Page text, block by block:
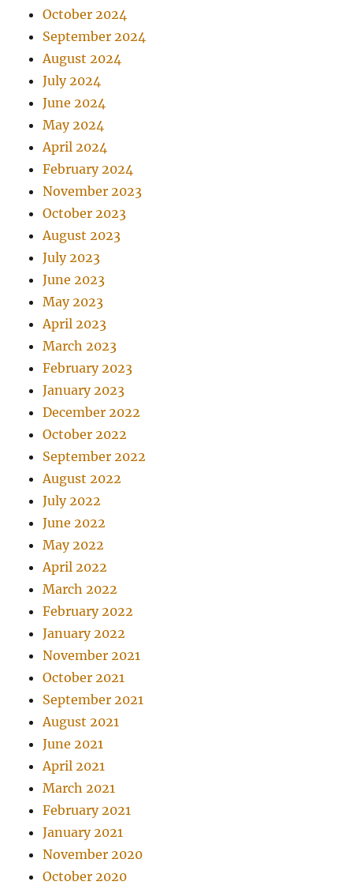
October 2024
September 2024
August 2024
July 2024
June 2024
May 2024
April 2024
February 2024
November 2023
October 2023
August 2023
July 2023
June 2023
May 2023
April 2023
March 2023
February 2023
January 2023
December 2022
October 2022
September 2022
August 2022
July 2022
June 2022
May 2022
April 2022
March 2022
February 2022
January 2022
November 2021
October 2021
September 2021
August 2021
June 2021
April 2021
March 2021
February 2021
January 2021
November 2020
October 2020